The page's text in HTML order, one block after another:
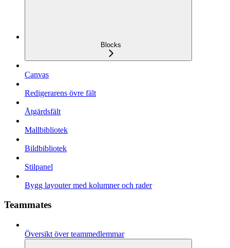
Blocks
Canvas
Redigerarens övre fält
Åtgärdsfält
Mallbibliotek
Bildbibliotek
Stilpanel
Bygg layouter med kolumner och rader
Teammates
Översikt över teammedlemmar